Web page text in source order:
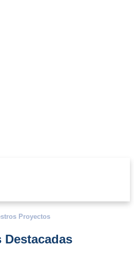
Proyectos
Destacadas